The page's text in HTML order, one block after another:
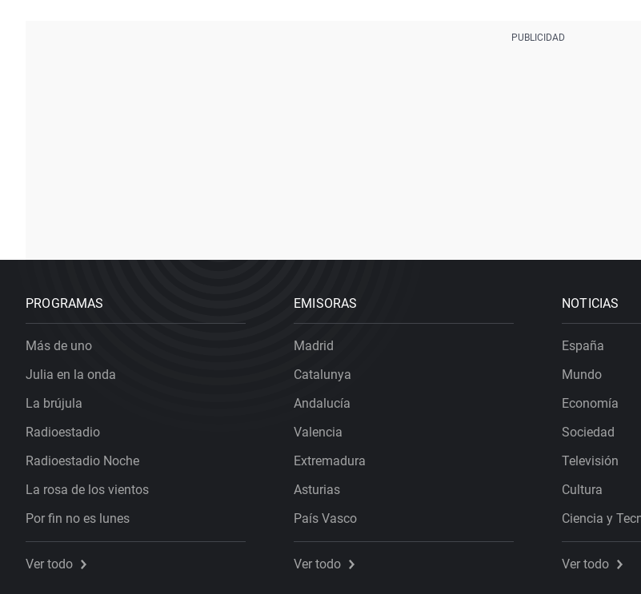
PROGRAMAS
Más de uno
Julia en la onda
La brújula
Radioestadio
Radioestadio Noche
La rosa de los vientos
Por fin no es lunes
Ver todo
EMISORAS
Madrid
Catalunya
Andalucía
Valencia
Extremadura
Asturias
País Vasco
Ver todo
NOTICIAS
España
Mundo
Economía
Sociedad
Televisión
Cultura
Ciencia y
Ver todo